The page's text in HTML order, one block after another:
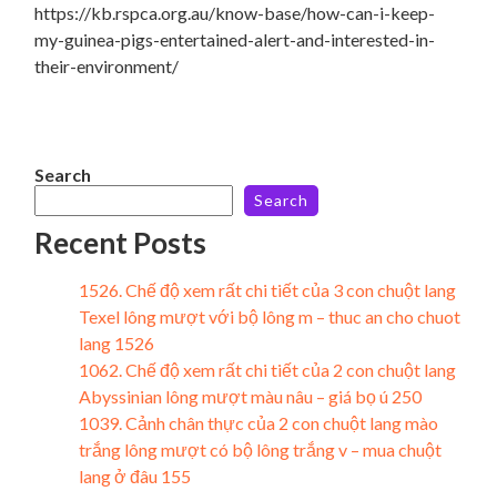
https://kb.rspca.org.au/know-base/how-can-i-keep-
my-guinea-pigs-entertained-alert-and-interested-in-
their-environment/
Search
Search
Recent Posts
1526. Chế độ xem rất chi tiết của 3 con chuột lang
Texel lông mượt với bộ lông m – thuc an cho chuot
lang 1526
1062. Chế độ xem rất chi tiết của 2 con chuột lang
Abyssinian lông mượt màu nâu – giá bọ ú 250
1039. Cảnh chân thực của 2 con chuột lang mào
trắng lông mượt có bộ lông trắng v – mua chuột
lang ở đâu 155